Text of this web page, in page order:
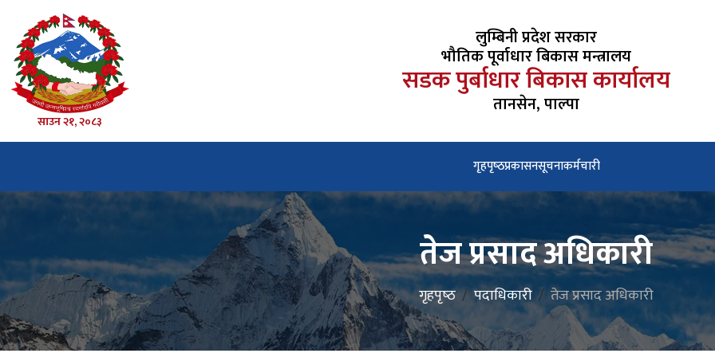
साउन २१, २०८३
लुम्बिनी प्रदेश सरकार
भौतिक पूर्वाधार बिकास मन्त्रालय
सडक पुर्बाधार बिकास कार्यालय
तानसेन, पाल्पा
गृहपृष्‍ठप्रकासनसूचनाकर्मचारी
तेज प्रसाद अधिकारी
गृहपृष्‍ठ पदाधिकारी तेज प्रसाद अधिकारी